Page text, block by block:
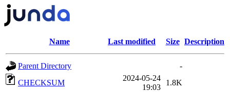
Name Last modified Size Description
Parent Directory
-
CHECKSUM
2024-05-24
19:03
1.8K